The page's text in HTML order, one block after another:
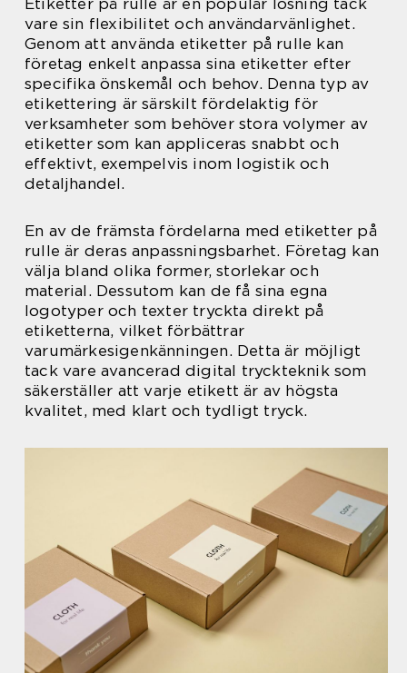
Etiketter på rulle är en populär lösning tack
vare sin flexibilitet och användarvänlighet.
Genom att använda etiketter på rulle kan
företag enkelt anpassa sina etiketter efter
specifika önskemål och behov. Denna typ av
etikettering är särskilt fördelaktig för
verksamheter som behöver stora volymer av
etiketter som kan appliceras snabbt och
effektivt, exempelvis inom logistik och
detaljhandel.
En av de främsta fördelarna med etiketter på
rulle är deras anpassningsbarhet. Företag kan
välja bland olika former, storlekar och
material. Dessutom kan de få sina egna
logotyper och texter tryckta direkt på
etiketterna, vilket förbättrar
varumärkesigenkänningen. Detta är möjligt
tack vare avancerad digital tryckteknik som
säkerställer att varje etikett är av högsta
kvalitet, med klart och tydligt tryck.